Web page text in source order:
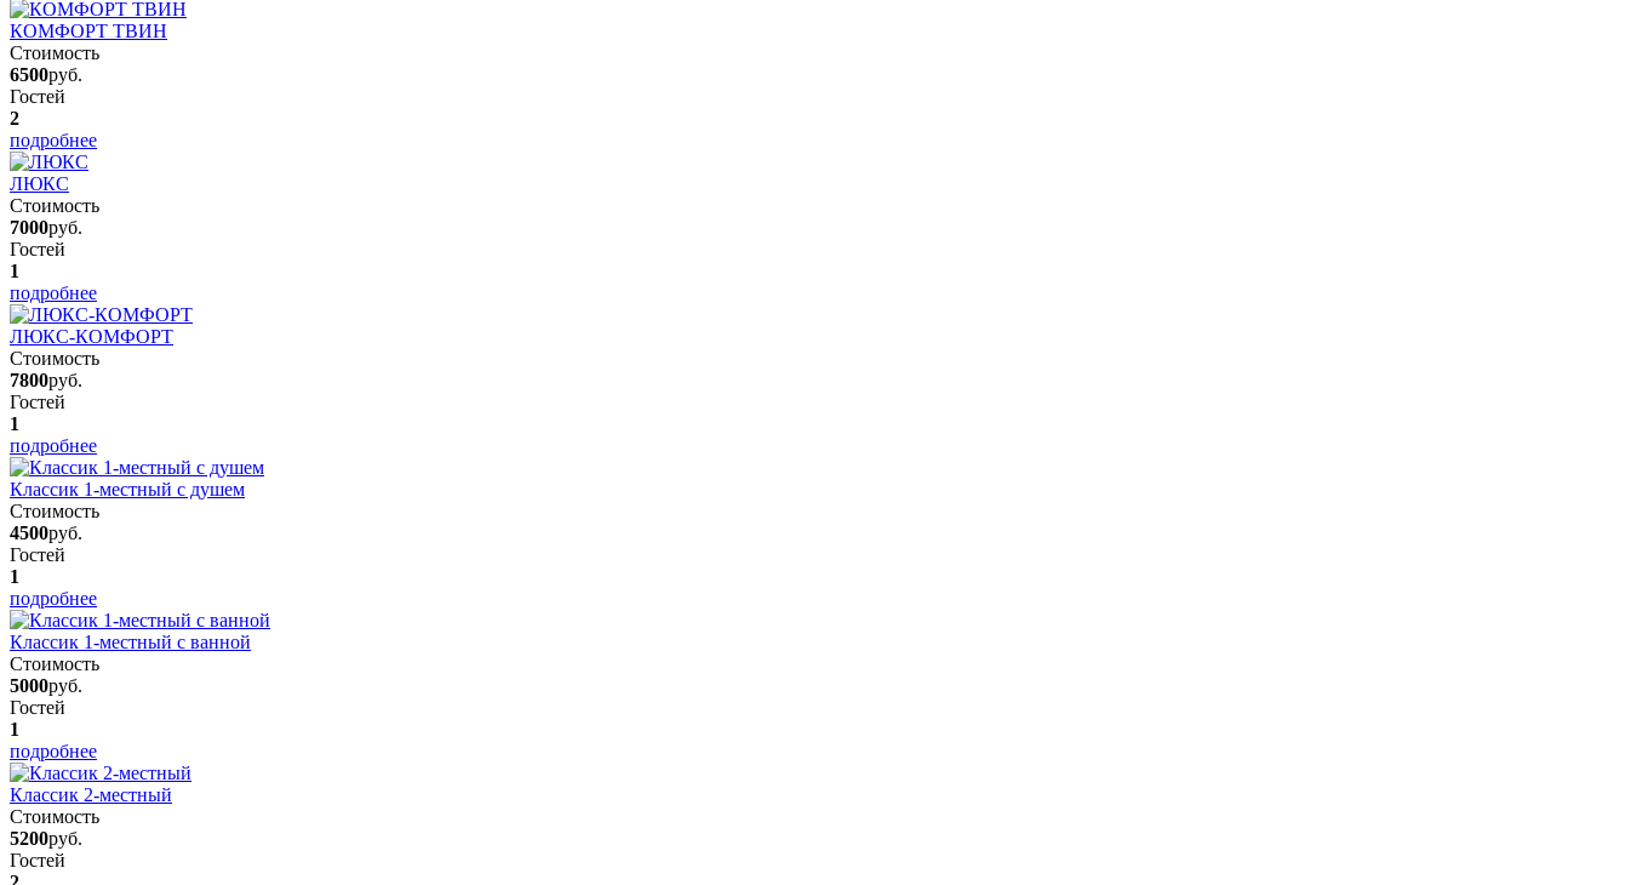
КОМФОРТ ТВИН
Стоимость
6500руб.
Гостей
2
подробнее
ЛЮКС
Стоимость
7000руб.
Гостей
1
подробнее
ЛЮКС-КОМФОРТ
Стоимость
7800руб.
Гостей
1
подробнее
Классик 1-местный с душем
Стоимость
4500руб.
Гостей
1
подробнее
Классик 1-местный с ванной
Стоимость
5000руб.
Гостей
1
подробнее
Классик 2-местный
Стоимость
5200руб.
Гостей